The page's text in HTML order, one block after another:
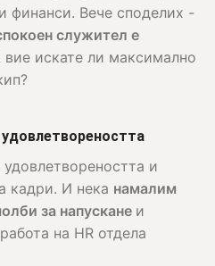
финанси. Вече споделих -
служител е
вие искате ли максимално
и
кадри. И нека намалим
за напускане и
на HR отдела